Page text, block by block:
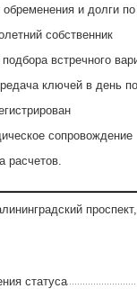
обременения и долги
собственник
встречного
ключей в день
сопровождение
расчетов.
статуса